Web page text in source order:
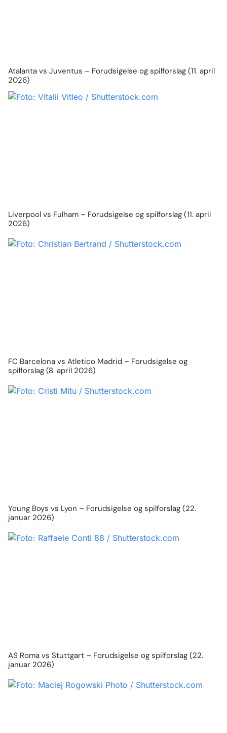
Atalanta vs Juventus – Forudsigelse og spilforslag (11. april
2026)
Liverpool vs Fulham – Forudsigelse og spilforslag (11. april
2026)
FC Barcelona vs Atletico Madrid – Forudsigelse og
spilforslag (8. april 2026)
Young Boys vs Lyon – Forudsigelse og spilforslag (22.
januar 2026)
AS Roma vs Stuttgart – Forudsigelse og spilforslag (22.
januar 2026)